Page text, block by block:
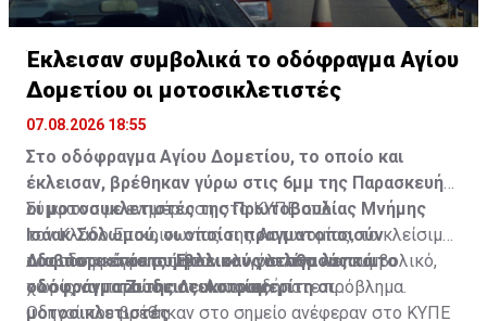
Έκλεισαν συμβολικά το οδόφραγμα Αγίου
Δομετίου οι μοτοσικλετιστές
07.08.2026 18:55
Στο οδόφραγμα Αγίου Δομετίου, το οποίο και
έκλεισαν, βρέθηκαν γύρω στις 6μμ της Παρασκευής
οι μοτοσυκλετιστές της Πρωτοβουλίας Μνήμης
Ισάακ-Σολωμού, οι οποίοι πραγματοποιούν
οδοιπορικό σε συμβολικούς σταθμούς και
οδοφράγματα της Λευκωσίας.
Σύμφωνα με ενημέρωση στο ΚΥΠΕ από
τον Κλάδο Επικοινωνίας της Αστυνομίας, το κλείσιμο
του οδοφράγματος ήταν ολιγόλεπτο και συμβολικό,
χωρίς να παρουσιαστεί οποιοδήποτε πρόβλημα.
Διαβάστε επίσης:Έκλεισαν για λίγα λεπτά το
οδόφραγμα Ζώδειας-Αστρομερίτη οι
μοτοσικλετιστές
Οδηγοί που βρέθηκαν στο σημείο ανέφεραν στο ΚΥΠΕ